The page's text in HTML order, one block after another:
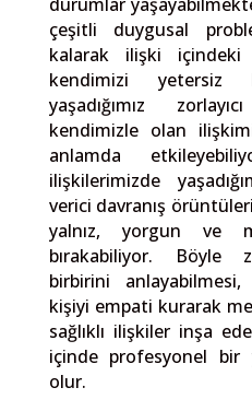
çeşitli duygusal
kalarak ilişki içindeki
kendimizi yetersiz
yaşadığımız
kendimizle olan
anlamda
ilişkilerimizde
verici davranış
yalnız, yorgun ve
bırakabiliyor. Böyle
birbirini
kişiyi empati kurarak
sağlıklı ilişkiler inşa
içinde profesyonel bir
olur.